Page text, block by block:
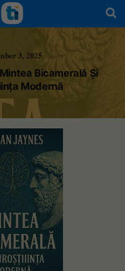
3, 2025
Bicamerală Și
Modernă